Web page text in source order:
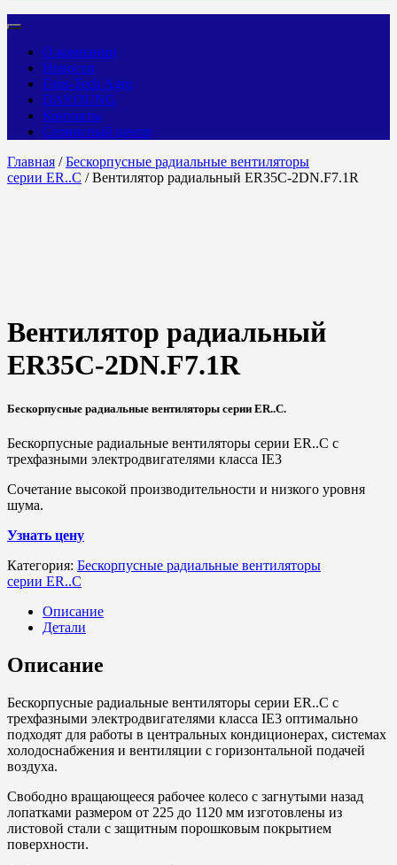
О компании
Новости
Fans-Tech Agro
DAYOUNG
Контакты
Сервисный центр
Главная /Бескорпусные радиальные вентиляторы
серии ER..C / Вентилятор радиальный ER35C-2DN.F7.1R
Вентилятор радиальный
ER35C-2DN.F7.1R
Бескорпусные радиальные вентиляторы серии ER..C.
Бескорпусные радиальные вентиляторы серии ER..C с
трехфазными электродвигателями класса IE3
Сочетание высокой производительности и низкого уровня
шума.
Узнать цену
Категория: Бескорпусные радиальные вентиляторы
серии ER..C
Описание
Детали
Описание
Бескорпусные радиальные вентиляторы серии ER..C с
трехфазными электродвигателями класса IE3 оптимально
подходят для работы в центральных кондиционерах, системах
холодоснабжения и вентиляции с горизонтальной подачей
воздуха.
Свободно вращающееся рабочее колесо с загнутыми назад
лопатками размером от 225 до 1120 мм изготовлены из
листовой стали с защитным порошковым покрытием
поверхности.